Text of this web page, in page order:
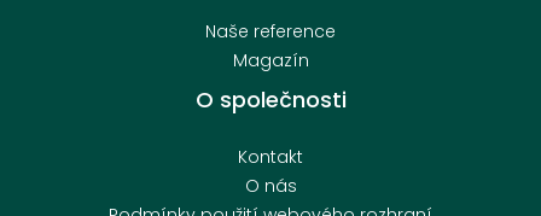
Naše reference
Magazín
O společnosti
Kontakt
O nás